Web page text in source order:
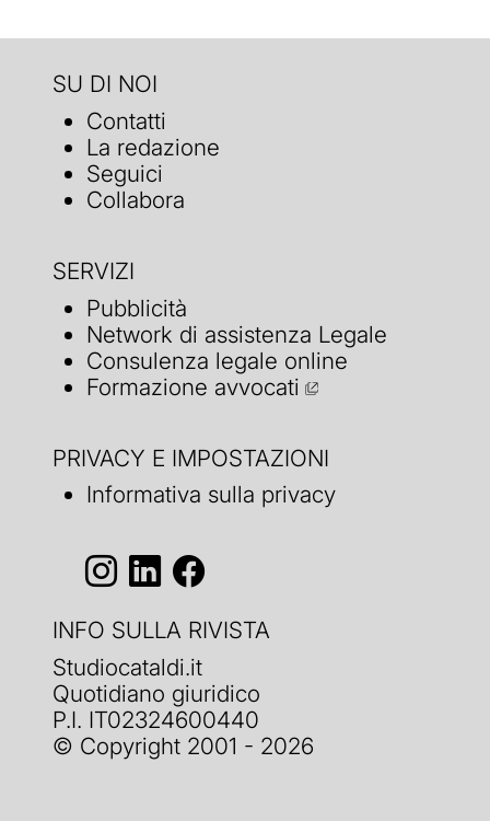
SU DI NOI
Contatti
La redazione
Seguici
Collabora
SERVIZI
Pubblicità
Network di assistenza Legale
Consulenza legale online
Formazione avvocati
PRIVACY E IMPOSTAZIONI
Informativa sulla privacy
INFO SULLA RIVISTA
Studiocataldi.it
Quotidiano giuridico
P.I. IT02324600440
© Copyright 2001 - 2026